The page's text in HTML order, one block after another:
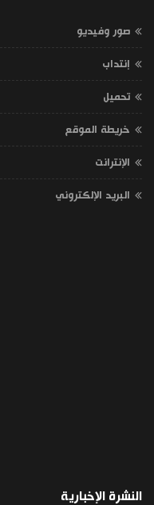
صور وفيديو
إنتداب
تحميل
خريطة الموقع
الإنترانت
البريد الإلكتروني
النشرة الإخبارية